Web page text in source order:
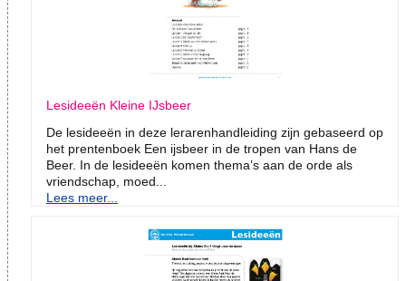
Lesideeën Kleine IJsbeer
De lesideeën in deze lerarenhandleiding zijn gebaseerd op
het prentenboek Een ijsbeer in de tropen van Hans de
Beer. In de lesideeën komen thema’s aan de orde als
vriendschap, moed...
Lees meer...